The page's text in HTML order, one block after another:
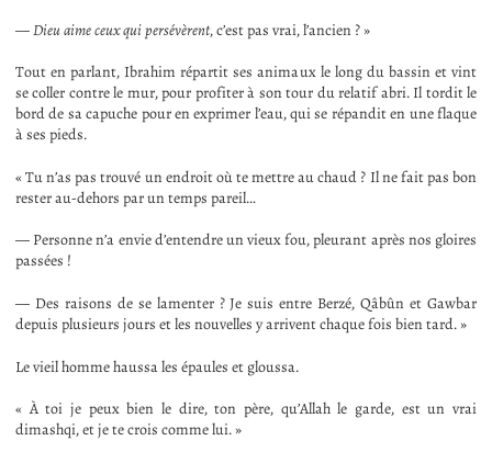
—Dieu aime ceux qui persévèrent, c’est pas vrai, l’ancien ? »
Tout en parlant, Ibrahim répartit ses animaux le long du bassin et vint
se coller contre le mur, pour profiter à son tour du relatif abri. Il tordit le
bord de sa capuche pour en exprimer l’eau, qui se répandit en une flaque
à ses pieds.
« Tu n’as pas trouvé un endroit où te mettre au chaud ? Il ne fait pas bon
rester au-dehors par un temps pareil…
— Personne n’a envie d’entendre un vieux fou, pleurant après nos gloires
passées !
— Des raisons de se lamenter ? Je suis entre Berzé, Qâbûn et Gawbar
depuis plusieurs jours et les nouvelles y arrivent chaque fois bien tard. »
Le vieil homme haussa les épaules et gloussa.
« À toi je peux bien le dire, ton père, qu’Allah le garde, est un vrai
dimashqi, et je te crois comme lui. »